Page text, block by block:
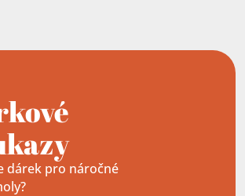
dárek pro náročné